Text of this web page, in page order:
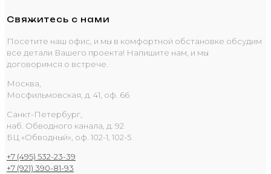
Свяжитесь с нами
Посетите наш офис, и мы в комфортной обстановке обсудим
все детали Вашего проекта! Напишите нам, и мы
договоримся о встрече.
Москва,
Мосфильмовская, д. 41, оф. 66
Санкт-Петербург,
наб. Обводного канала, д. 92
БЦ «Обводный», оф. 102-1, 102-5
+7 (495) 532-23-39
+7 (921) 390-81-93